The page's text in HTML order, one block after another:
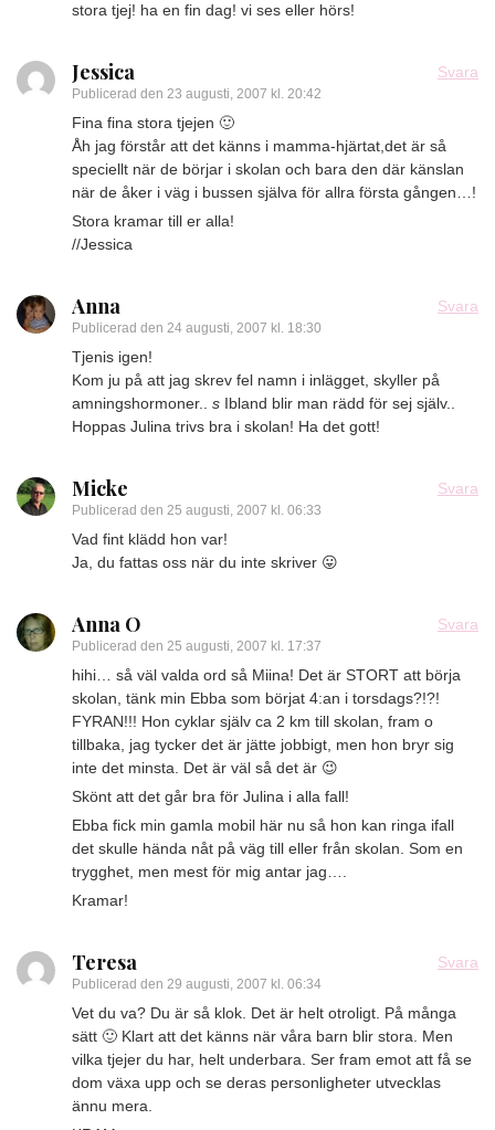
stora tjej! ha en fin dag! vi ses eller hörs!
Jessica
Publicerad den 23 augusti, 2007 kl. 20:42
Svara
Fina fina stora tjejen 🙂
Åh jag förstår att det känns i mamma-hjärtat,det är så
speciellt när de börjar i skolan och bara den där känslan
när de åker i väg i bussen själva för allra första gången…!
Stora kramar till er alla!
//Jessica
Anna
Publicerad den 24 augusti, 2007 kl. 18:30
Svara
Tjenis igen!
Kom ju på att jag skrev fel namn i inlägget, skyller på
amningshormoner.. s Ibland blir man rädd för sej själv..
Hoppas Julina trivs bra i skolan! Ha det gott!
Micke
Publicerad den 25 augusti, 2007 kl. 06:33
Svara
Vad fint klädd hon var!
Ja, du fattas oss när du inte skriver 😛
Anna O
Publicerad den 25 augusti, 2007 kl. 17:37
Svara
hihi… så väl valda ord så Miina! Det är STORT att börja
skolan, tänk min Ebba som börjat 4:an i torsdags?!?!
FYRAN!!! Hon cyklar själv ca 2 km till skolan, fram o
tillbaka, jag tycker det är jätte jobbigt, men hon bryr sig
inte det minsta. Det är väl så det är 😉
Skönt att det går bra för Julina i alla fall!
Ebba fick min gamla mobil här nu så hon kan ringa ifall
det skulle hända nåt på väg till eller från skolan. Som en
trygghet, men mest för mig antar jag….
Kramar!
Teresa
Publicerad den 29 augusti, 2007 kl. 06:34
Svara
Vet du va? Du är så klok. Det är helt otroligt. På många
sätt 🙂 Klart att det känns när våra barn blir stora. Men
vilka tjejer du har, helt underbara. Ser fram emot att få se
dom växa upp och se deras personligheter utvecklas
ännu mera.